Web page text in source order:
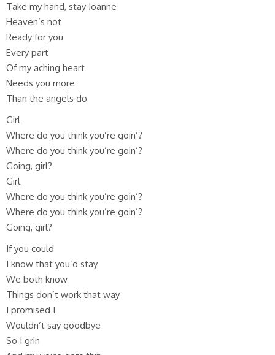
Take my hand, stay Joanne
Heaven’s not
Ready for you
Every part
Of my aching heart
Needs you more
Than the angels do
Girl
Where do you think you’re goin’?
Where do you think you’re goin’?
Going, girl?
Girl
Where do you think you’re goin’?
Where do you think you’re goin’?
Going, girl?
If you could
I know that you’d stay
We both know
Things don’t work that way
I promised I
Wouldn’t say goodbye
So I grin